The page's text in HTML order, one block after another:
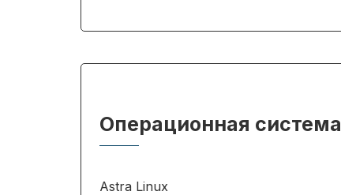
Операционная система
Astra Linux